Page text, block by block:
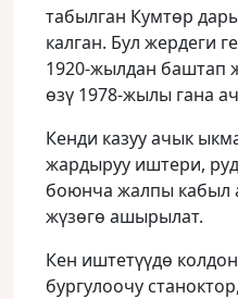
табылган Кумтөр
калган. Бул жердеги
1920-жылдан баштап
өзү 1978-жылы гана
Кенди казуу ачык
жардыруу иштери,
боюнча жалпы кабыл
жүзөгө ашырылат.
Кен иштетүүдө
бургулоочу